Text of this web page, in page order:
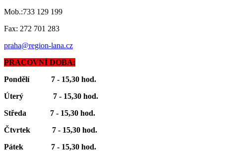
Mob.:733 129 199
Fax: 272 701 283
praha@region-lana.cz
PRACOVNÍ DOBA:
Pondělí 7 - 15,30 hod.
Úterý 7 - 15,30 hod.
Středa 7 - 15,30 hod.
Čtvrtek 7 - 15,30 hod.
Pátek 7 - 15,30 hod.